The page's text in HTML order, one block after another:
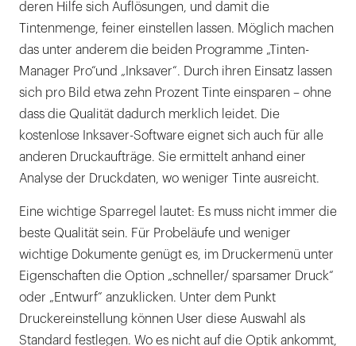
deren Hilfe sich Auflösungen, und damit die
Tintenmenge, feiner einstellen lassen. Möglich machen
das unter anderem die beiden Programme „Tinten-
Manager Pro“und „Inksaver“. Durch ihren Einsatz lassen
sich pro Bild etwa zehn Prozent Tinte einsparen – ohne
dass die Qualität dadurch merklich leidet. Die
kostenlose Inksaver-Software eignet sich auch für alle
anderen Druckaufträge. Sie ermittelt anhand einer
Analyse der Druckdaten, wo weniger Tinte ausreicht.
Eine wichtige Sparregel lautet: Es muss nicht immer die
beste Qualität sein. Für Probeläufe und weniger
wichtige Dokumente genügt es, im Druckermenü unter
Eigenschaften die Option „schneller/ sparsamer Druck“
oder „Entwurf“ anzuklicken. Unter dem Punkt
Druckereinstellung können User diese Auswahl als
Standard festlegen. Wo es nicht auf die Optik ankommt,